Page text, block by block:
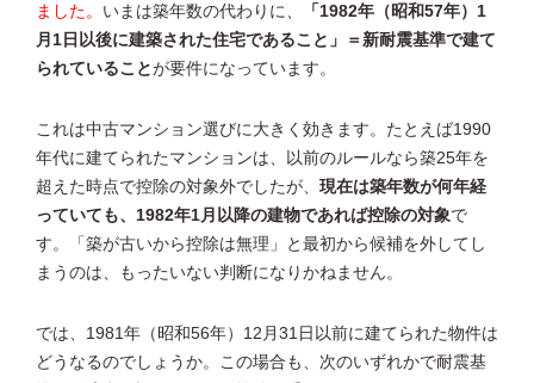
ました。 いまは築年数の代わりに、
「1982年（昭和57年）1
月1日以後に建築された住宅であること」＝新耐震基準で建て
られていることが要件になっています。
これは中古マンション選びに大きく効きます。たとえば1990
年代に建てられたマンションは、以前のルールなら築25年を
超えた時点で控除の対象外でしたが、 現在は築年数が何年経
っていても、1982年1月以降の建物であれば控除の対象で
す。「築が古いから控除は無理」と最初から候補を外してし
まうのは、もったいない判断になりかねません。
では、1981年（昭和56年）12月31日以前に建てられた物件は
どうなるのでしょうか。この場合も、次のいずれかで耐震基